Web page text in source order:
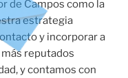
de Campos como la
estrategia
y incorporar a
reputados
y contamos con